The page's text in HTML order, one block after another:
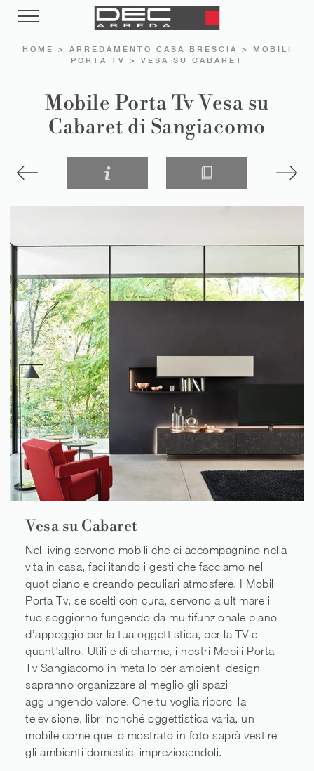
HOME > ARREDAMENTO CASA BRESCIA >
MOBILI
PORTA TV
> VESA SU CABARET
Mobile Porta Tv Vesa su
Cabaret di Sangiacomo
Vesa su Cabaret
Nel living servono mobili che ci accompagnino nella
vita in casa, facilitando i gesti che facciamo nel
quotidiano e creando peculiari atmosfere. I Mobili
Porta Tv, se scelti con cura, servono a ultimare il
tuo soggiorno fungendo da multifunzionale piano
d’appoggio per la tua oggettistica, per la TV e
quant'altro. Utili e di charme, i nostri Mobili Porta
Tv Sangiacomo in metallo per ambienti design
sapranno organizzare al meglio gli spazi
aggiungendo valore. Che tu voglia riporci la
televisione, libri nonché oggettistica varia, un
mobile come quello mostrato in foto saprà vestire
gli ambienti domestici impreziosendoli.